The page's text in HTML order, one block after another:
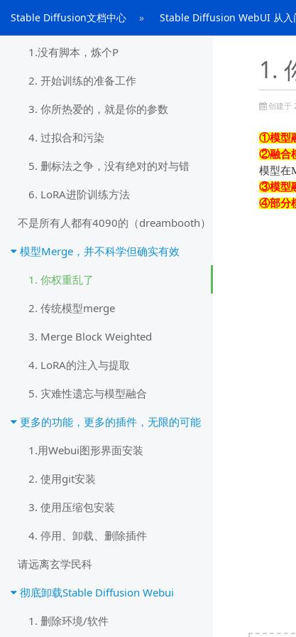
Stable Diffusion文档中心 Stable Diffusion WebUI 从入
（lora）
1.没有脚本，炼个P
2. 开始训练的准备工作
3. 你所热爱的，就是你的参数
4. 过拟合和污染
5. 删标法之争，没有绝对的对与错
6. LoRA进阶训练方法
不是所有人都有4090的（dreambooth）
模型Merge，并不科学但确实有效
1. 你权重乱了
2. 传统模型merge
3. Merge Block Weighted
4. LoRA的注入与提取
5. 灾难性遗忘与模型融合
更多的功能，更多的插件，无限的可能
1.用Webui图形界面安装
2. 使用git安装
3. 使用压缩包安装
4. 停用、卸载、删除插件
请远离玄学民科
彻底卸载Stable Diffusion Webui
1. 删除环境/软件
1.
创建于
①模型
②融合
模型在
③模型
④部分